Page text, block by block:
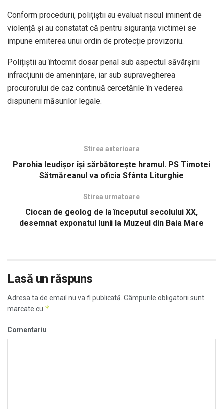
Conform procedurii, polițiștii au evaluat riscul iminent de
violență și au constatat că pentru siguranța victimei se
impune emiterea unui ordin de protecție provizoriu.
Polițiștii au întocmit dosar penal sub aspectul săvârșirii
infracțiunii de amenințare, iar sub supravegherea
procurorului de caz continuă cercetările în vederea
dispunerii măsurilor legale.
Stirea anterioara
Parohia Ieudișor își sărbătorește hramul. PS Timotei
Sătmăreanul va oficia Sfânta Liturghie
Stirea urmatoare
Ciocan de geolog de la începutul secolului XX,
desemnat exponatul lunii la Muzeul din Baia Mare
Lasă un răspuns
Adresa ta de email nu va fi publicată. Câmpurile obligatorii sunt
marcate cu *
Comentariu